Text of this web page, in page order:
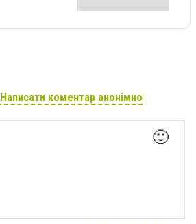
Написати коментар анонімно
🙂